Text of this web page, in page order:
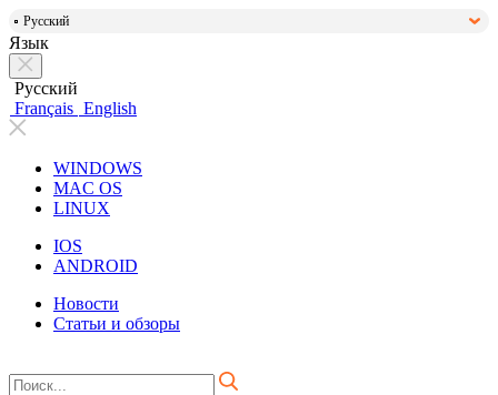
Русский
Язык
Русский
Français English
WINDOWS
MAC OS
LINUX
IOS
ANDROID
Новости
Статьи и обзоры